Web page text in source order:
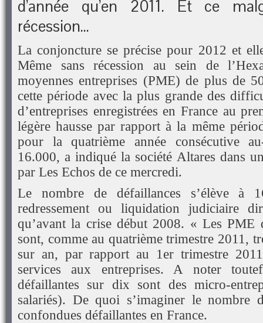
d’année qu’en 2011. Et ce
récession…
La conjoncture se précise pour 2012 et
Même sans récession au sein de
moyennes entreprises (PME) de plus de
cette période avec la plus grande des
d’entreprises enregistrées en France au
légère hausse par rapport à la même
pour la quatrième année consécutive
16.000, a indiqué la société Altares dans
par Les Echos de ce mercredi.
Le nombre de défaillances s’élève à
redressement ou liquidation judiciaire
qu’avant la crise début 2008. « Les PME
sont, comme au quatrième trimestre 2011,
sur an, par rapport au 1er trimestre
services aux entreprises. A noter
défaillantes sur dix sont des micro-
salariés). De quoi s’imaginer le nombre
confondues défaillantes en France.